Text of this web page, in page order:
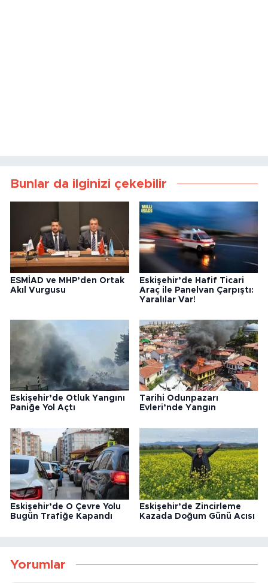
Bunlar da ilginizi çekebilir
ESMİAD ve MHP’den Ortak
Akıl Vurgusu
Eskişehir’de Hafif Ticari
Araç ile Panelvan Çarpıştı:
Yaralılar Var!
Eskişehir’de Otluk Yangını
Paniğe Yol Açtı
Tarihi Odunpazarı
Evleri’nde Yangın
Eskişehir’de O Çevre Yolu
Bugün Trafiğe Kapandı
Eskişehir’de Zincirleme
Kazada Doğum Günü Acısı
Yorumlar